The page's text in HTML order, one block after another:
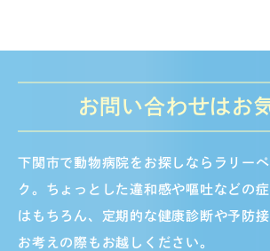
お問い合わせはお
下関市で動物病院をお探しならラリー
ク。ちょっとした違和感や嘔吐などの
はもちろん、定期的な健康診断や予防
お考えの際もお越しください。